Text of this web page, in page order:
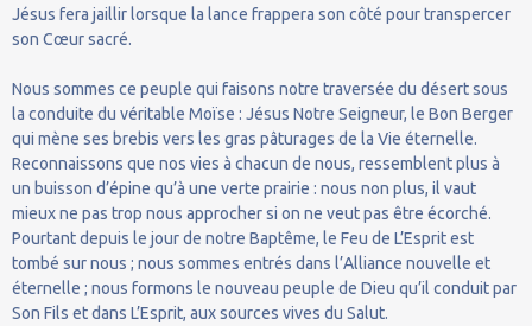
Jésus fera jaillir lorsque la lance frappera son côté pour transpercer
son Cœur sacré.
Nous sommes ce peuple qui faisons notre traversée du désert sous
la conduite du véritable Moïse : Jésus Notre Seigneur, le Bon Berger
qui mène ses brebis vers les gras pâturages de la Vie éternelle.
Reconnaissons que nos vies à chacun de nous, ressemblent plus à
un buisson d’épine qu’à une verte prairie : nous non plus, il vaut
mieux ne pas trop nous approcher si on ne veut pas être écorché.
Pourtant depuis le jour de notre Baptême, le Feu de L’Esprit est
tombé sur nous ; nous sommes entrés dans l’Alliance nouvelle et
éternelle ; nous formons le nouveau peuple de Dieu qu’il conduit par
Son Fils et dans L’Esprit, aux sources vives du Salut.